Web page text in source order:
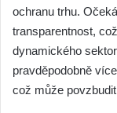
ochranu trhu.
transparentnost,
dynamického
pravděpodobně
což může